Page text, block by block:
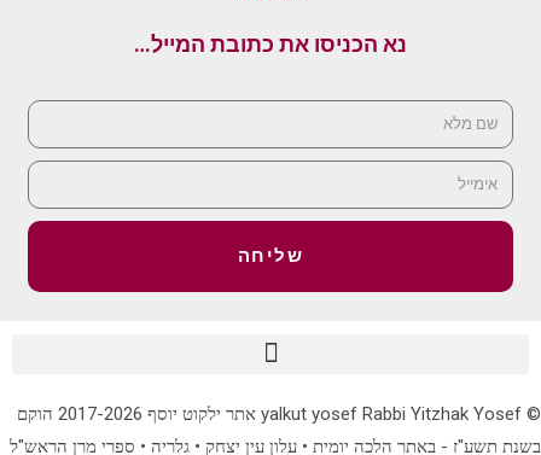
נא הכניסו את כתובת המייל…
שליחה
© yalkut yosef Rabbi Yitzhak Yosef אתר ילקוט יוסף 2017-2026 הוקם
בשנת תשע"ז - באתר הלכה יומית • עלון עין יצחק • גלריה • ספרי מרן הראש"ל